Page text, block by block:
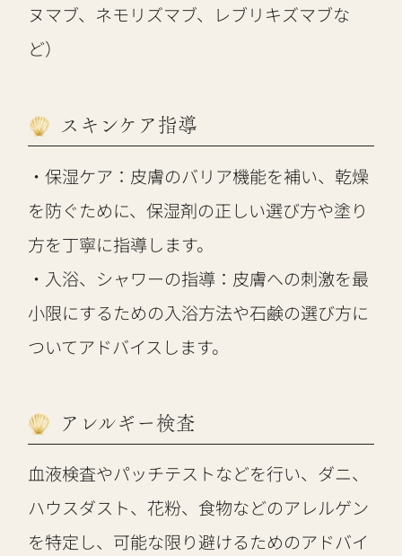
ヌマブ、ネモリズマブ、レブリキズマブな
ど）
スキンケア指導
・保湿ケア：皮膚のバリア機能を補い、乾燥
を防ぐために、保湿剤の正しい選び方や塗り
方を丁寧に指導します。
・入浴、シャワーの指導：皮膚への刺激を最
小限にするための入浴方法や石鹸の選び方に
ついてアドバイスします。
アレルギー検査
血液検査やパッチテストなどを行い、ダニ、
ハウスダスト、花粉、食物などのアレルゲン
を特定し、可能な限り避けるためのアドバイ